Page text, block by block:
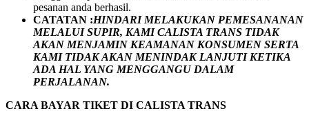
pesanan anda berhasil.
CATATAN :HINDARI MELAKUKAN PEMESANANAN
MELALUI SUPIR, KAMICALISTA TRANS TIDAK
AKAN MENJAMIN KEAMANAN KONSUMEN SERTA
KAMI TIDAK AKAN MENINDAK LANJUTI KETIKA
ADA HAL YANG MENGGANGU DALAM
PERJALANAN.
CARA BAYAR TIKET DI CALISTA TRANS